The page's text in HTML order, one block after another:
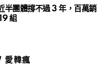
團體撐不過 3 年，百萬銷
組
愛韓瘋